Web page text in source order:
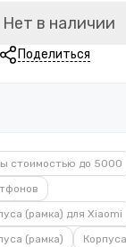
Нет в наличии
Поделиться
стоимостью до 5000
(рамка) для Xiaomi
(рамка)